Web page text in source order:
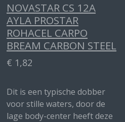
NOVASTAR CS 12A
AYLA PROSTAR
ROHACEL CARPO
BREAM CARBON STEEL
€ 1,82
Dit is een typische dobber
voor stille waters, door de
lage body-center heeft deze